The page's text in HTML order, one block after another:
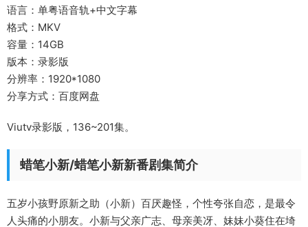
语言：单粤语音轨+中文字幕
格式：MKV
容量：14GB
版本：录影版
分辨率：1920*1080
分享方式：百度网盘
Viutv录影版，136~201集。
蜡笔小新/蜡笔小新新番剧集简介
五岁小孩野原新之助（小新）百厌趣怪，个性夸张自恋，是最令
人头痛的小朋友。小新与父亲广志、母亲美冴、妹妹小葵住在埼